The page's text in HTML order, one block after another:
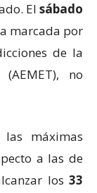
El sábado
marcada por
de la
no
máximas
a las de
los 33